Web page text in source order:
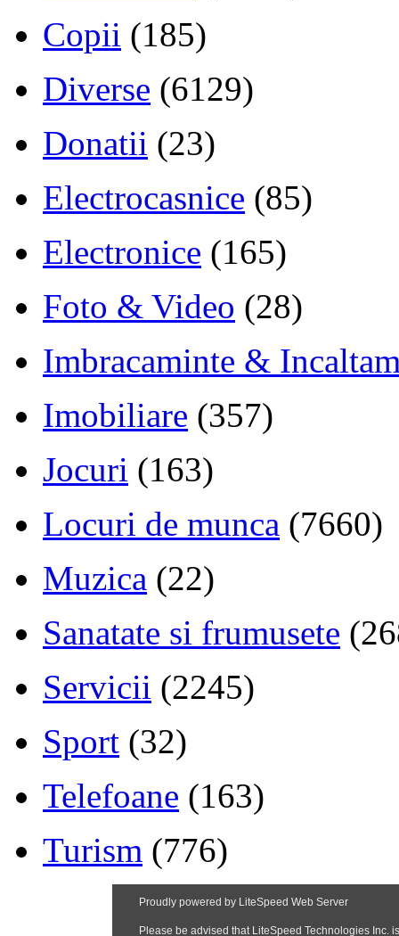
Copii (185)
Diverse (6129)
Donatii (23)
Electrocasnice (85)
Electronice (165)
Foto & Video (28)
Imbracaminte &
Imobiliare (357)
Jocuri (163)
Locuri de munca (7660)
Muzica (22)
Sanatate si frumusete
Servicii (2245)
Sport (32)
Telefoane (163)
Turism (776)